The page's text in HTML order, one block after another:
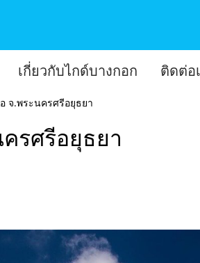
เกี่ยวกับไกด์บางกอก ติดต่อ
จ.พระนครศรีอยุธยา
รศรีอยุธยา